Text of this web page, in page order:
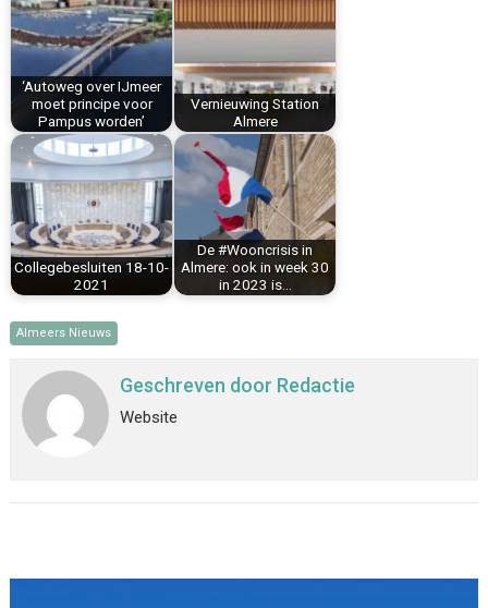
o
o
r
e
s
t
d
I
p
‘Autoweg over IJmeer
moet principe voor
Pampus worden’
Vernieuwing Station
Almere
Collegebesluiten 18-10-
2021
De #Wooncrisis in
Almere: ook in week 30
in 2023 is…
Almeers Nieuws
Geschreven door Redactie
Website